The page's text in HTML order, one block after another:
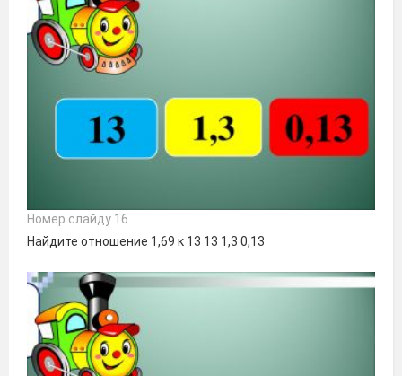
Номер слайду 16
Найдите отношение 1,69 к 13 13 1,3 0,13